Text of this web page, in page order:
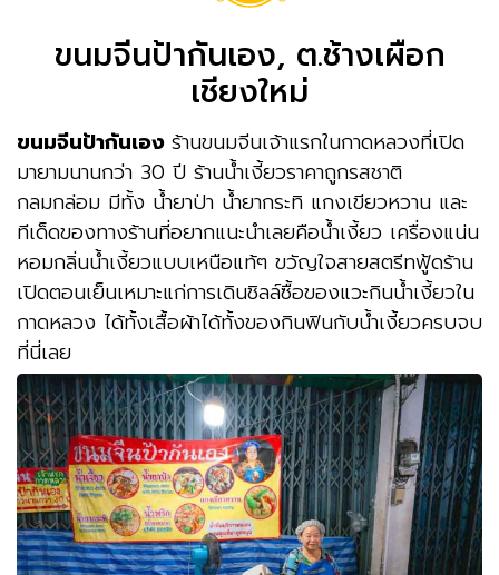
ขนมจีนป้ากันเอง, ต.ช้างเผือก
เชียงใหม่
ขนมจีนป้ากันเอง ร้านขนมจีนเจ้าแรกในกาดหลวงที่เปิด
มายามนานกว่า 30 ปี ร้านน้ำเงี้ยวราคาถูกรสชาติ
กลมกล่อม มีทั้ง น้ำยาป่า น้ำยากระทิ แกงเขียวหวาน และ
ทีเด็ดของทางร้านที่อยากแนะนำเลยคือน้ำเงี้ยว เครื่องแน่น
หอมกลิ่นน้ำเงี้ยวแบบเหนือแท้ๆ ขวัญใจสายสตรีทฟู้ดร้าน
เปิดตอนเย็นเหมาะแก่การเดินชิลล์ซื้อของแวะกินน้ำเงี้ยวใน
กาดหลวง ได้ทั้งเสื้อผ้าได้ทั้งของกินฟินกับน้ำเงี้ยวครบจบ
ที่นี่เลย